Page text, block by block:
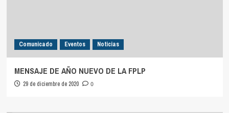
Comunicado Eventos Noticias
MENSAJE DE AÑO NUEVO DE LA FPLP
29 de diciembre de 2020 0